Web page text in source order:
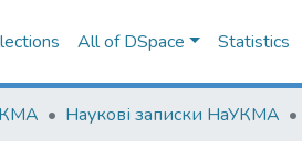
All of DSpace Statistics
Наукові записки НаУКМА